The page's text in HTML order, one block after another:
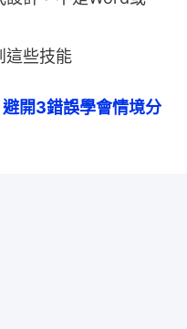
這些技能
開3錯誤學會情境分